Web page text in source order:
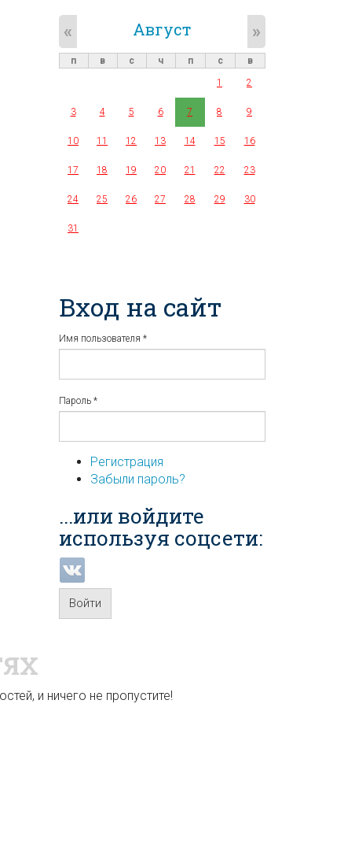
Август
« »
п в с ч п с
в
1
2
3 4 5 6 7 8 9
10 11 12 13 14 15 16
17 18 19 20 21 22 23
24 25 26 27 28 29 30
31
Вход на сайт
Имя пользователя *
Пароль *
Регистрация
Забыли пароль?
...или войдите
используя соцсети:
Войти
и ничего не пропустите!